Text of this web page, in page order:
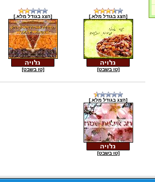
[הצג בגודל מלא.]
[טו בשבט]
[הצג בגודל מלא.]
[טו בשבט]
[הצג בגודל מלא.]
[טו בשבט]